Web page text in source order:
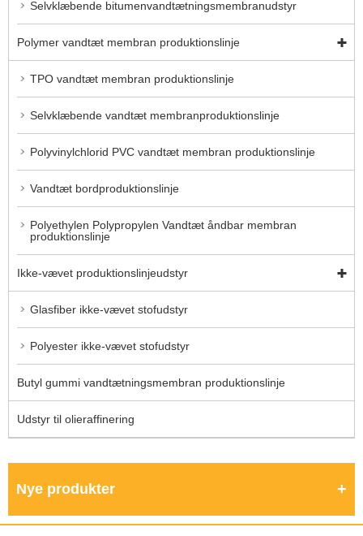
Selvklæbende bitumenvandtætningsmembranudstyr
Polymer vandtæt membran produktionslinje
TPO vandtæt membran produktionslinje
Selvklæbende vandtæt membranproduktionslinje
Polyvinylchlorid PVC vandtæt membran produktionslinje
Vandtæt bordproduktionslinje
Polyethylen Polypropylen Vandtæt åndbar membran
produktionslinje
Ikke-vævet produktionslinjeudstyr
Glasfiber ikke-vævet stofudstyr
Polyester ikke-vævet stofudstyr
Butyl gummi vandtætningsmembran produktionslinje
Udstyr til olieraffinering
Nye produkter